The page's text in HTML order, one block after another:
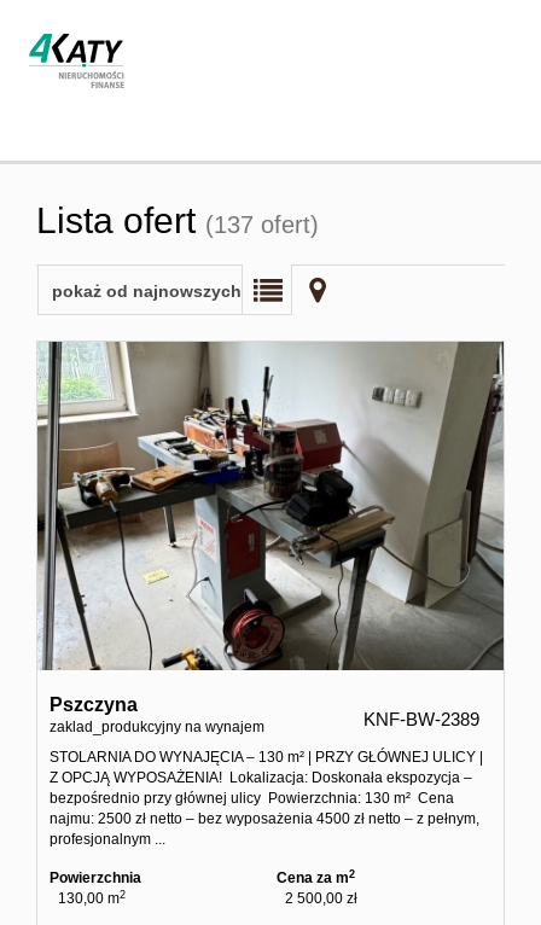
Strona
Oferta
Zgłoś
Zgłoś
Lista ofert (137 ofert)
pokaż od najnowszych
Pszczyna
zaklad_produkcyjny na wynajem KNF-BW-2389
STOLARNIA DO WYNAJĘCIA – 130 m² | PRZY GŁÓWNEJ ULICY |
Z OPCJĄ WYPOSAŻENIA! Lokalizacja: Doskonała ekspozycja –
bezpośrednio przy głównej ulicy Powierzchnia: 130 m² Cena
najmu: 2500 zł netto – bez wyposażenia 4500 zł netto – z pełnym,
profesjonalnym ...
Powierzchnia
130,00 m2
Cena za m2
2 500,00 zł